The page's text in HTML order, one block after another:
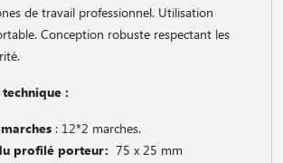
de travail professionnel. Utilisation
Conception robuste respectant les
:
: 12*2 marches.
profilé porteur: 75 x 25 mm